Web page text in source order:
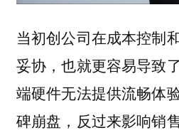
当初创公司在成本控制
妥协，也就更容易导致
端硬件无法提供流畅体
碑崩盘，反过来影响销